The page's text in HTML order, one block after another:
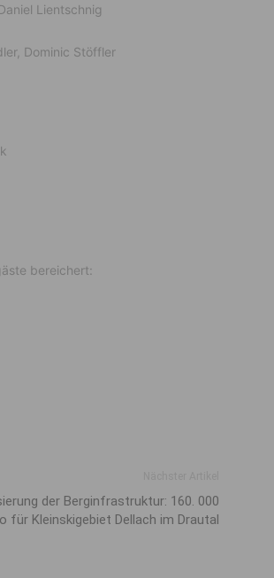
Lientschnig
Dominic Stöffler
bereichert:
der Berginfrastruktur: 160. 000
für Kleinskigebiet Dellach im Drautal